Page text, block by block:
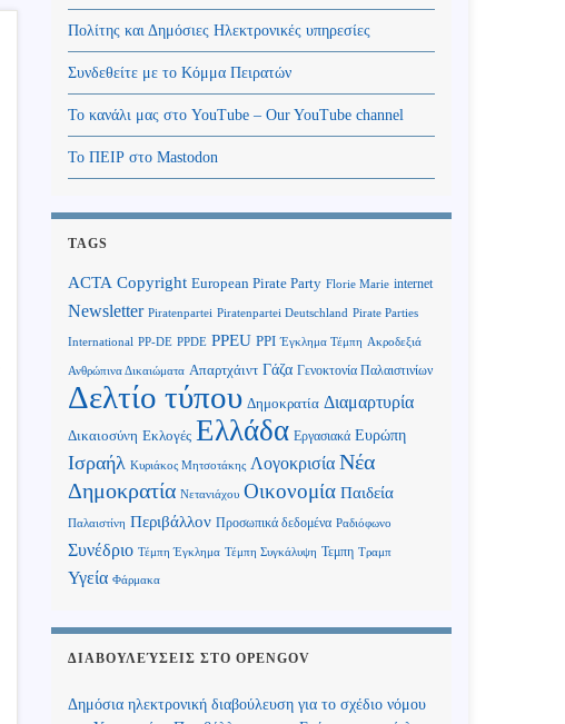
Πολίτης και Δημόσιες Ηλεκτρονικές υπηρεσίες
Συνδεθείτε με το Κόμμα Πειρατών
Το κανάλι μας στο YouTube – Our YouTube channel
Το ΠΕΙΡ στο Mastodon
TAGS
ACTA Copyright European Pirate Party Florie Marie internet
Newsletter Piratenpartei Piratenpartei Deutschland Pirate Parties
International PP-DE PPDE PPEU PPI Έγκλημα Τέμπη Ακροδεξιά
Ανθρώπινα Δικαιώματα Απαρτχάιντ Γάζα Γενοκτονία Παλαιστινίων
Δελτίο τύπου Δημοκρατία Διαμαρτυρία
Δικαιοσύνη Εκλογές Ελλάδα Εργασιακά Ευρώπη
Ισραήλ Κυριάκος Μητσοτάκης Λογοκρισία Νέα
Δημοκρατία Νετανιάχου Οικονομία Παιδεία
Παλαιστίνη Περιβάλλον Προσωπικά δεδομένα Ραδιόφωνο
Συνέδριο Τέμπη Έγκλημα Τέμπη Συγκάλυψη Τεμπη Τραμπ
Υγεία Φάρμακα
ΔΙΑΒΟΥΛΕΎΣΕΙΣ ΣΤΟ OPENGOV
Δημόσια ηλεκτρονική διαβούλευση για το σχέδιο νόμου